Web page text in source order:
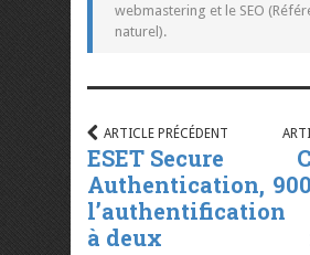
webmastering et le SEO
naturel).
ARTICLE PRÉCÉDENT
ESET Secure
Authentication,
l’authentification
à deux